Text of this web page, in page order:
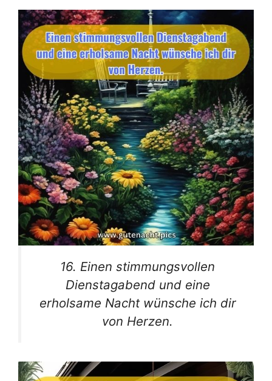
16. Einen stimmungsvollen
Dienstagabend und eine
erholsame Nacht wünsche ich dir
von Herzen.